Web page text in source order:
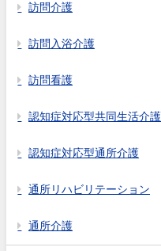
訪問介護
訪問入浴介護
訪問看護
認知症対応型共同生活介護
認知症対応型通所介護
通所リハビリテーション
通所介護